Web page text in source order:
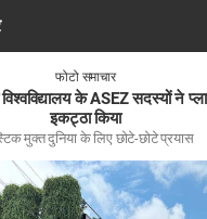
फोटो समाचार
के ASEZ सदस्यों ने
इकट्ठा किया
मुक्त दुनिया के लिए छोटे-छोटे प्रयास